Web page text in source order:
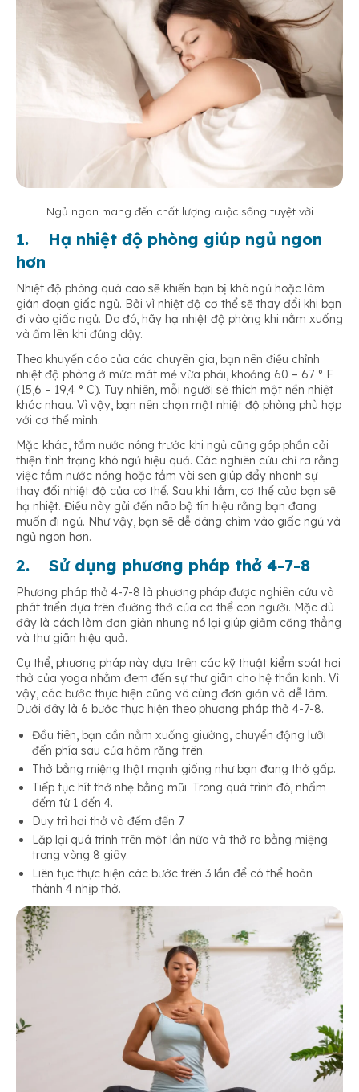
Ngủ ngon mang đến chất lượng cuộc sống tuyệt vời
1. Hạ nhiệt độ phòng giúp ngủ ngon
hơn
Nhiệt độ phòng quá cao sẽ khiến bạn bị khó ngủ hoặc làm
gián đoạn giấc ngủ. Bởi vì nhiệt độ cơ thể sẽ thay đổi khi bạn
đi vào giấc ngủ. Do đó, hãy hạ nhiệt độ phòng khi nằm xuống
và ấm lên khi đứng dậy.
Theo khuyến cáo của các chuyên gia, bạn nên điều chỉnh
nhiệt độ phòng ở mức mát mẻ vừa phải, khoảng 60 – 67 ° F
(15,6 – 19,4 ° C). Tuy nhiên, mỗi người sẽ thích một nền nhiệt
khác nhau. Vì vậy, bạn nên chọn một nhiệt độ phòng phù hợp
với cơ thể mình.
Mặc khác, tắm nước nóng trước khi ngủ cũng góp phần cải
thiện tình trạng khó ngủ hiệu quả. Các nghiên cứu chỉ ra rằng
việc tắm nước nóng hoặc tắm vòi sen giúp đẩy nhanh sự
thay đổi nhiệt độ của cơ thể. Sau khi tắm, cơ thể của bạn sẽ
hạ nhiệt. Điều này gửi đến não bộ tín hiệu rằng bạn đang
muốn đi ngủ. Như vậy, bạn sẽ dễ dàng chìm vào giấc ngủ và
ngủ ngon hơn.
2. Sử dụng phương pháp thở 4-7-8
Phương pháp thở 4-7-8 là phương pháp được nghiên cứu và
phát triển dựa trên đường thở của cơ thể con người. Mặc dù
đây là cách làm đơn giản nhưng nó lại giúp giảm căng thẳng
và thư giãn hiệu quả.
Cụ thể, phương pháp này dựa trên các kỹ thuật kiểm soát hơi
thở của yoga nhằm đem đến sự thư giãn cho hệ thần kinh. Vì
vậy, các bước thực hiện cũng vô cùng đơn giản và dễ làm.
Dưới đây là 6 bước thực hiện theo phương pháp thở 4-7-8.
Đầu tiên, bạn cần nằm xuống giường, chuyển động lưỡi
đến phía sau của hàm răng trên.
Thở bằng miệng thật mạnh giống như bạn đang thở gấp.
Tiếp tục hít thở nhẹ bằng mũi. Trong quá trình đó, nhẩm
đếm từ 1 đến 4.
Duy trì hơi thở và đếm đến 7.
Lặp lại quá trình trên một lần nữa và thở ra bằng miệng
trong vòng 8 giây.
Liên tục thực hiện các bước trên 3 lần để có thể hoàn
thành 4 nhịp thở.